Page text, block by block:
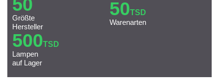
50
Größte
Hersteller
50TSD
Warenarten
500TSD
Lampen
auf Lager